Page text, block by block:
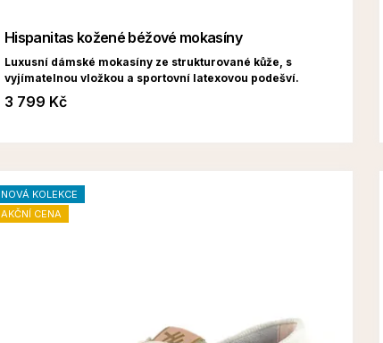
Hispanitas kožené béžové mokasíny
Luxusní dámské mokasíny ze strukturované kůže, s
vyjímatelnou vložkou a sportovní latexovou podešví.
3 799 Kč
NOVÁ KOLEKCE
AKČNÍ CENA